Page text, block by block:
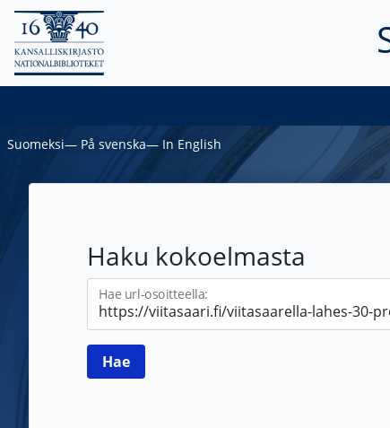
Suomeksi― På svenska― In English
Haku kokoelmasta
Hae url-osoitteella: